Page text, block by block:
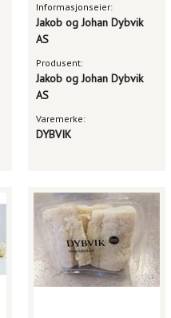
Informasjonseier:
Jakob og Johan Dybvik
AS
Produsent:
Jakob og Johan Dybvik
AS
Varemerke:
DYBVIK